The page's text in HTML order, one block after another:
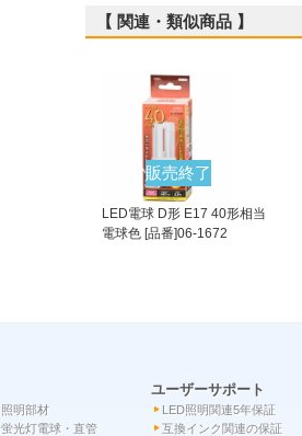
【 関連・類似商品 】
販売終了
LED電球 D形 E17 40形相当
電球色 [品番]06-1672
照明部材
蛍光灯電球・直管
ユーザーサポート
LED照明関連5年保証
互換インク関連の保証